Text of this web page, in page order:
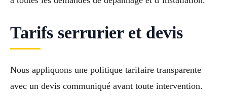
Tarifs serrurier et devis
Nous appliquons une politique tarifaire transparente
avec un devis communiqué avant toute intervention.